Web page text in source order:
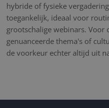
hybride of fysieke
toegankelijk, ideaal voor
grootschalige webinars. Voor
genuanceerde thema's of
de voorkeur echter altijd uit